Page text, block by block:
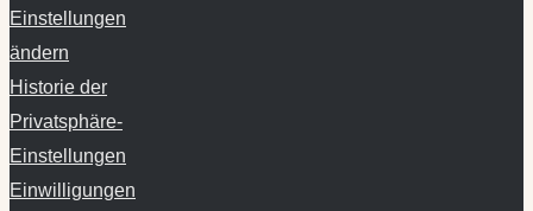
Einstellungen
ändern
Historie der
Privatsphäre-
Einstellungen
Einwilligungen